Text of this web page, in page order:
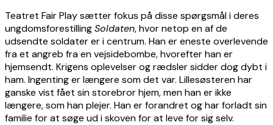
Teatret Fair Play sætter fokus på disse spørgsmål i deres
ungdomsforestillingSoldaten, hvor netop en af de
udsendte soldater er i centrum. Han er eneste overlevende
fra et angreb fra en vejsidebombe, hvorefter han er
hjemsendt. Krigens oplevelser og rædsler sidder dog dybt i
ham. Ingenting er længere som det var. Lillesøsteren har
ganske vist fået sin storebror hjem, men han er ikke
længere, som han plejer. Han er forandret og har forladt sin
familie for at søge ud i skoven for at leve for sig selv.